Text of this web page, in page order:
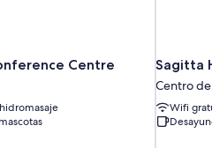
Centre Sagitta
Centro
Wifi